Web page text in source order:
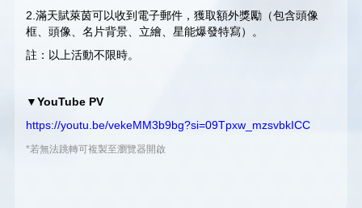
2.滿天賦萊茵可以收到電子郵件，獲取額外獎勵（包含頭像
框、頭像、名片背景、立繪、星能爆發特寫）。
註：以上活動不限時。
▼YouTube PV
https://youtu.be/vekeMM3b9bg?si=09Tpxw_mzsvbkICC
*若無法跳轉可複製至瀏覽器開啟